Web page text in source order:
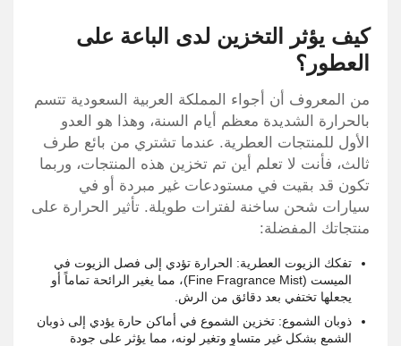
كيف يؤثر التخزين لدى الباعة على
العطور؟
من المعروف أن أجواء المملكة العربية السعودية تتسم
بالحرارة الشديدة معظم أيام السنة، وهذا هو العدو
الأول للمنتجات العطرية. عندما تشتري من بائع طرف
ثالث، فأنت لا تعلم أين تم تخزين هذه المنتجات، وربما
تكون قد بقيت في مستودعات غير مبردة أو في
سيارات شحن ساخنة لفترات طويلة. تأثير الحرارة على
منتجاتك المفضلة:
تفكك الزيوت العطرية: الحرارة تؤدي إلى فصل الزيوت في
الميست (Fine Fragrance Mist)، مما يغير الرائحة تماماً أو
يجعلها تختفي بعد دقائق من الرش.
ذوبان الشموع: تخزين الشموع في أماكن حارة يؤدي إلى ذوبان
الشمع بشكل غير متساوٍ وتغير لونه، مما يؤثر على جودة